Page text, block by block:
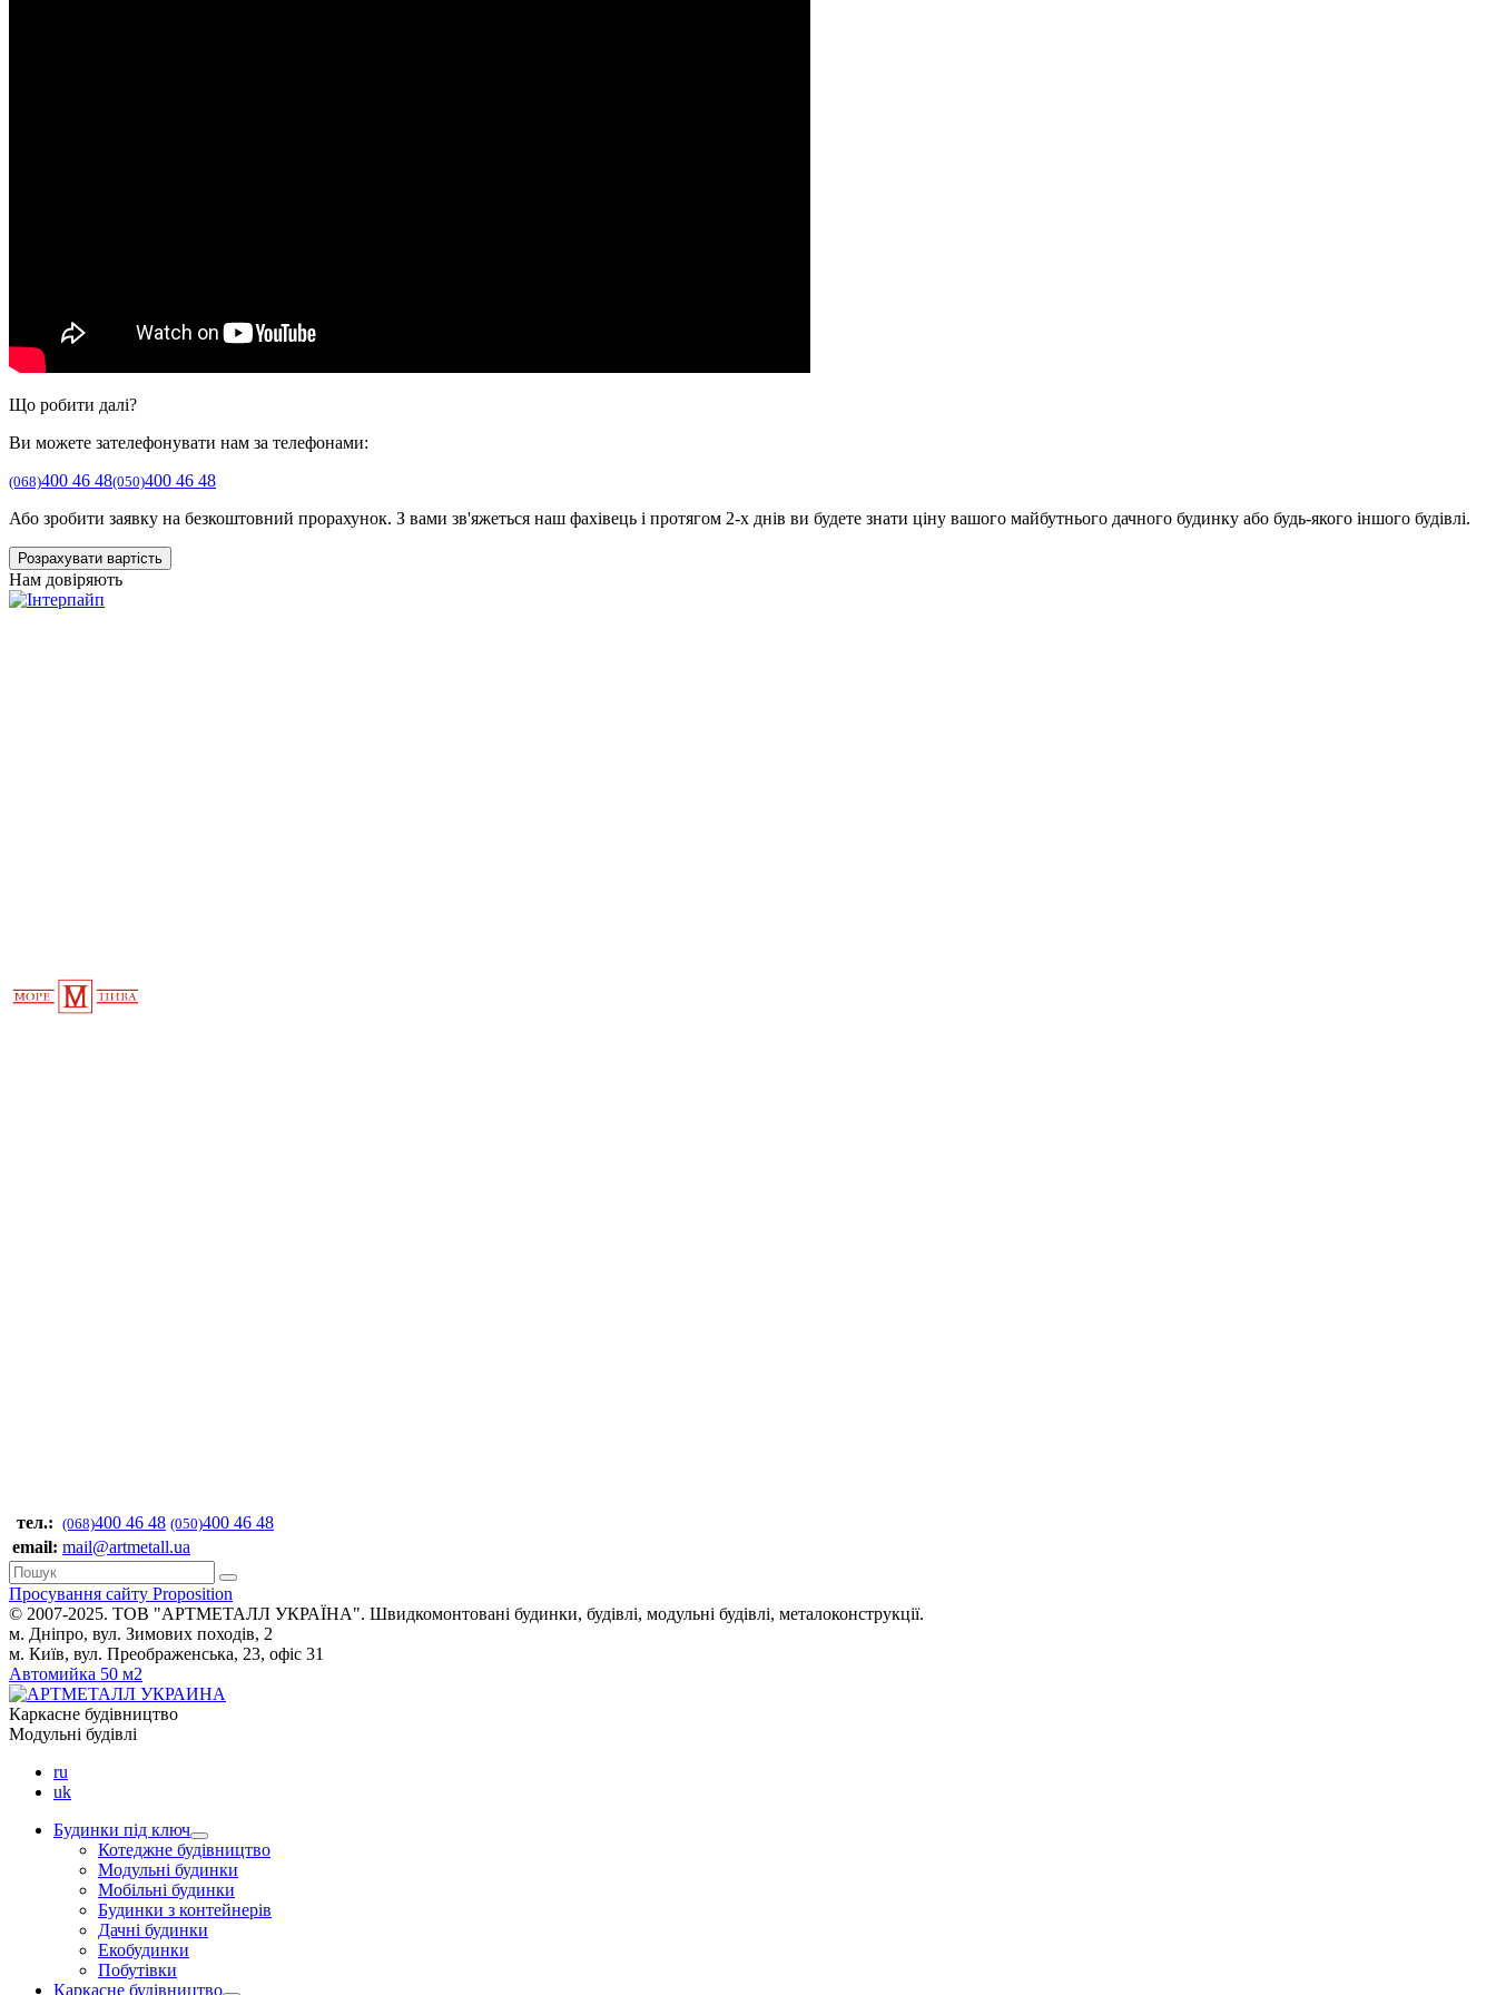
Що робити далі?
Ви можете зателефонувати нам за телефонами:
(068)400 46 48(050)400 46 48
Або зробити заявку на безкоштовний прорахунок. З вами зв'яжеться наш фахівець і протягом 2-х днів ви будете знати ціну вашого майбутнього дачного будинку або будь-якого іншого будівлі.
Розрахувати вартість
Нам довіряють
тел.: (068)400 46 48 (050)400 46 48
email: mail@artmetall.ua
Просування сайту Proposition
© 2007-2025. ТОВ "AРТМЕТАЛЛ УКРАЇНА". Швидкомонтовані будинки, будівлі, модульні будівлі, металоконструкції.
м. Дніпро, вул. Зимових походів, 2
м. Київ, вул. Преображенська, 23, офіс 31
Автомийка 50 м2
Каркасне будівництво
Модульні будівлі
ru
uk
Будинки під ключ
Котеджне будівництво
Модульні будинки
Мобільні будинки
Будинки з контейнерів
Дачні будинки
Екобудинки
Побутівки
Каркасне будівництво